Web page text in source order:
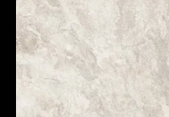
UPEC
Key products